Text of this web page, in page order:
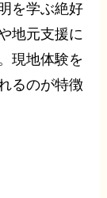
を学ぶ絶好
地元支援に
現地体験を
るのが特徴